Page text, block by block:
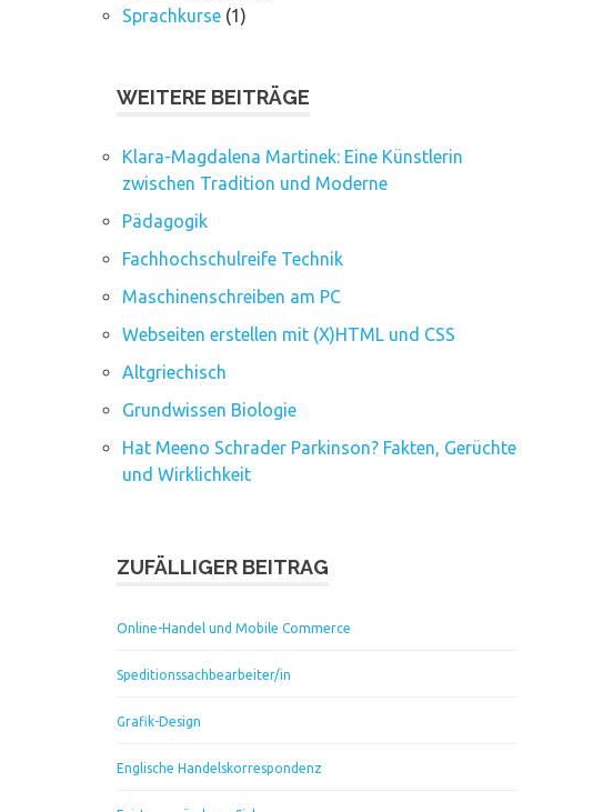
Sprachkurse (1)
WEITERE BEITRÄGE
Klara-Magdalena Martinek: Eine Künstlerin
zwischen Tradition und Moderne
Pädagogik
Fachhochschulreife Technik
Maschinenschreiben am PC
Webseiten erstellen mit (X)HTML und CSS
Altgriechisch
Grundwissen Biologie
Hat Meeno Schrader Parkinson? Fakten, Gerüchte
und Wirklichkeit
ZUFÄLLIGER BEITRAG
Online-Handel und Mobile Commerce
Speditionssachbearbeiter/in
Grafik-Design
Englische Handelskorrespondenz